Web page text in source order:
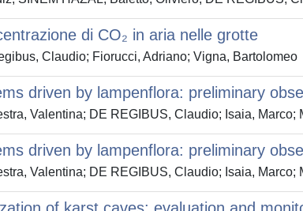
di CO₂ in aria nelle grotte
Claudio; Fiorucci, Adriano; Vigna, Bartolomeo
driven by lampenflora: preliminary
Valentina; DE REGIBUS, Claudio; Isaia,
driven by lampenflora: preliminary
Valentina; DE REGIBUS, Claudio; Isaia,